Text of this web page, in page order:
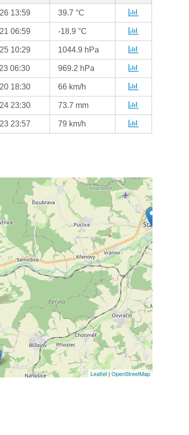
13:59 39.7 °C
06:59 -18.9 °C
10:29 1044.9 hPa
06:30 969.2 hPa
18:30 66 km/h
23:30 73.7 mm
23:57 79 km/h
Leaflet| OpenStreetMap